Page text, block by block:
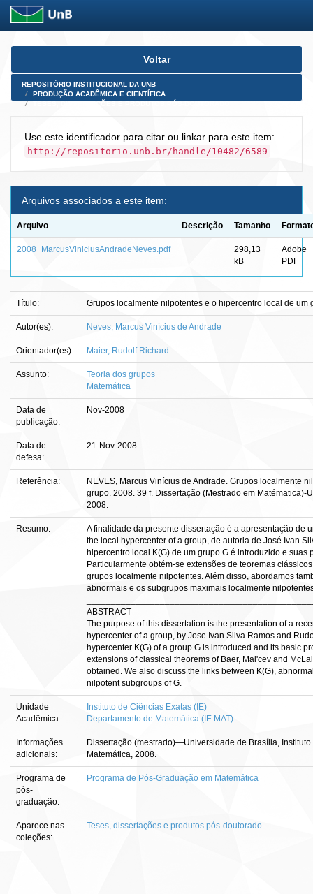
Skip
Voltar
REPOSITÓRIO INSTITUCIONAL DA UNB
PRODUÇÃO ACADÊMICA E CIENTÍFICA
Use este identificador para citar ou linkar para este item:
http://repositorio.unb.br/handle/10482/6589
Arquivos associados a este item:
Arquivo Descrição Tamanho
2008_MarcusViniciusAndradeNeves.pdf
298,13
kB
Adobe
PDF
Título: Grupos localmente nilpotentes e o hipercentro local de um
Autor(es): Neves, Marcus Vinícius de Andrade
Orientador(es): Maier, Rudolf Richard
Assunto:
Teoria dos grupos
Matemática
Data de
publicação:
Nov-2008
Data de
defesa:
21-Nov-2008
Referência:
NEVES, Marcus Vinícius de Andrade. Grupos localmente
grupo. 2008. 39 f. Dissertação (Mestrado em Matématica)-
2008.
Resumo:
A finalidade da presente dissertação é a apresentação de
the local hypercenter of a group, de autoria de José Ivan
hipercentro local K(G) de um grupo G é introduzido e
Particularmente obtém-se extensões de teoremas
grupos localmente nilpotentes. Além disso, abordamos
abnormais e os subgrupos maximais localmente
ABSTRACT
The purpose of this dissertation is the presentation of a
hypercenter of a group, by Jose Ivan Silva Ramos and
hypercenter K(G) of a group G is introduced and its basic
extensions of classical theorems of Baer, Mal'cev and
obtained. We also discuss the links between K(G),
nilpotent subgroups of G.
Unidade
Acadêmica:
Instituto de Ciências Exatas (IE)
Departamento de Matemática (IE MAT)
Informações
adicionais:
Dissertação (mestrado)—Universidade de Brasília,
Matemática, 2008.
Programa de
pós-
graduação:
Programa de Pós-Graduação em Matemática
Aparece nas
coleções:
Teses, dissertações e produtos pós-doutorado